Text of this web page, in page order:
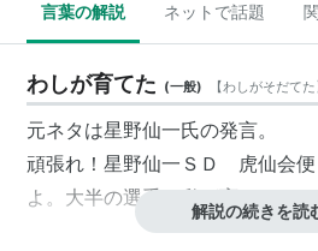
言葉の解説 ネットで話題
わしが育てた (一般) 【わしがそだてた
元ネタは星野仙一氏の発言。
頑張れ！星野仙一ＳＤ 虎仙会
よ。大半の選手は私が育てたんだ
解説の続きを読